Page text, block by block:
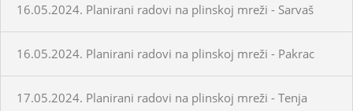
16.05.2024. Planirani radovi na plinskoj mreži - Sarvaš
16.05.2024. Planirani radovi na plinskoj mreži - Pakrac
17.05.2024. Planirani radovi na plinskoj mreži - Tenja